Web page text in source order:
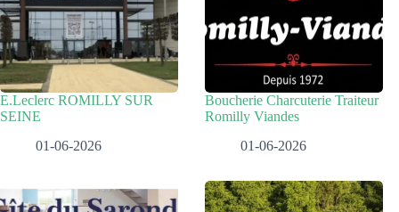
E.Leclerc ROMILLY SUR
SEINE
01-06-2026
Boucherie Charcuterie Traiteur
Romilly Viandes
01-06-2026